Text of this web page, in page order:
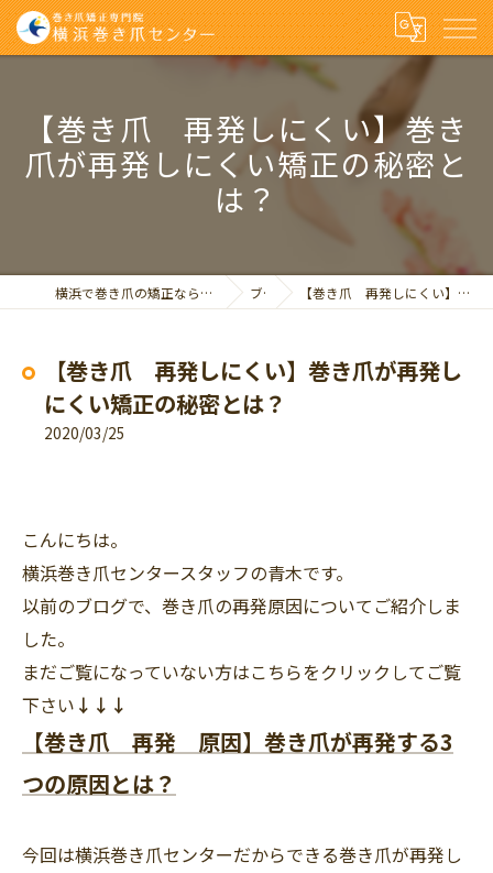
【巻き爪 再発しにくい】巻き
爪が再発しにくい矯正の秘密と
は？
横浜で巻き爪の矯正なら巻き爪矯正専門院 横浜巻き爪センター ブログ 【巻き爪 再発しにくい】巻き爪が再発しにくい矯正の秘密とは？
【巻き爪 再発しにくい】巻き爪が再発し
にくい矯正の秘密とは？
2020/03/25
こんにちは。
横浜巻き爪センタースタッフの青木です。
以前のブログで、巻き爪の再発原因についてご紹介しま
した。
まだご覧になっていない方はこちらをクリックしてご覧
下さい ↓↓↓
【巻き爪 再発 原因】巻き爪が再発する3
つの原因とは？
今回は横浜巻き爪センターだからできる巻き爪が再発し